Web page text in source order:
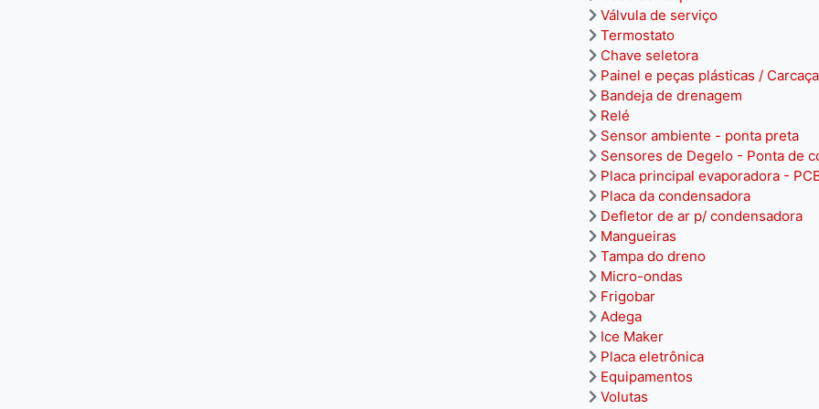
Válvula de serviço
Termostato
Chave seletora
Painel e peças plásticas / Carcaça
Bandeja de drenagem
Relé
Sensor ambiente - ponta preta
Sensores de Degelo - Ponta de
Placa principal evaporadora -
Placa da condensadora
Defletor de ar p/ condensadora
Mangueiras
Tampa do dreno
Micro-ondas
Frigobar
Adega
Ice Maker
Placa eletrônica
Equipamentos
Volutas